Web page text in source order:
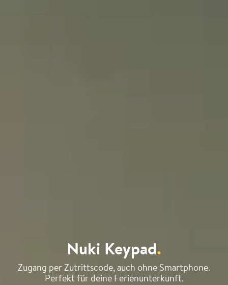
Nuki Keypad.
Zugang per Zutrittscode, auch ohne Smartphone.
Perfekt für deine Ferienunterkunft.